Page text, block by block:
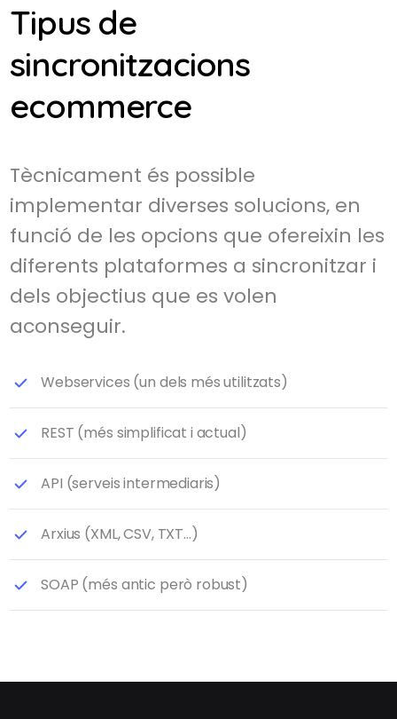
Tipus de
sincronitzacions
ecommerce
Tècnicament és possible
implementar diverses solucions, en
funció de les opcions que ofereixin les
diferents plataformes a sincronitzar i
dels objectius que es volen
aconseguir.
Webservices (un dels més utilitzats)
REST (més simplificat i actual)
API (serveis intermediaris)
Arxius (XML, CSV, TXT...)
SOAP (més antic però robust)